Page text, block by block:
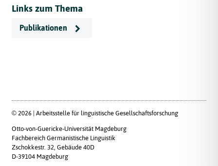
Links zum Thema
Publikationen
© 2026 | Arbeitsstelle für linguistische Gesellschaftsforschung
Otto-von-Guericke-Universität Magdeburg
Fachbereich Germanistische Linguistik
Zschokkestr. 32, Gebäude 40D
D-39104 Magdeburg